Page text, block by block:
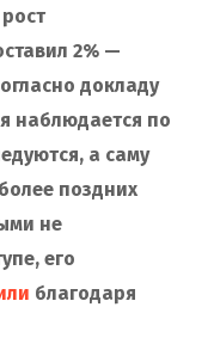
2% —
докладу
наблюдается по
а саму
поздних
не
его
благодаря